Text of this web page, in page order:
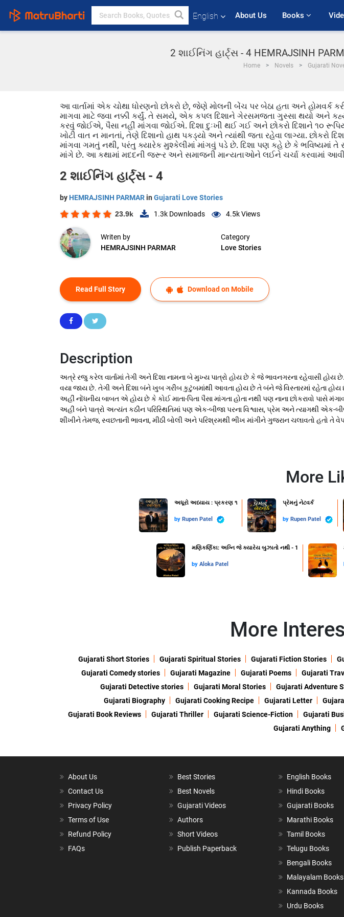
English About Us Books
2 શાઈનિંગ હાર્ટ્સ - 4 HEMRAJSINH
Home Novels Gujarati
આ વાર્તામાં એક ચોથા ધોરણનો છોકરો છે, જેણે મોલની બેંચ પર બેઠા હતા અને હોમવર્ક
માગવા માટે જવા નક્કી કર્યું. તે સમયે, એક કપલ દિશાને ગેરસમજતા ગુસ્સા થયો અને
કરવું જોઈએ, પૈસા નહીં માંગવા જોઈએ. દિશા દુઃખી થઈ ગઈ અને છોકરો દિશાને ૧૦
ખોટી વાત ન માનતાં, તેણે દિશાનો હાથ પકડ્યો અને ત્યાંથી જતા રહેવા લાગ્યા. છોકરો
માંગવા ગમતું નથી, પરંતુ ક્યારેક મુશ્કેલીમાં માંગવું પડે છે. દિશા પણ કહે છે કે ભવિષ્યમાં તે
માંગે છે. આ કથામાં મદદની જરૂર અને સમાજની માન્યતાઓને લઈને ચર્ચા કરવામાં
2 શાઈનિંગ હાર્ટ્સ - 4
by HEMRAJSINH PARMARin Gujarati Love Stories
23.9k 1.3k Downloads 4.5kViews
Writen by
HEMRAJSINH PARMAR
Category
Love Stories
Read Full Story Download on Mobile
Description
અત્રે રજુ કરેલ વાર્તામાં તેગી અને દિશા નામના બે મુખ્ય પાત્રો હોય છે કે જે ભાવનગરના રહેવાસી
વયા જાય છે. તેગી અને દિશા બંને ખુબ ગરીબ કુટુંબમાંથી આવતા હોય છે તે બંને જે વિસ્તારમાં રહેતા
અહીં નોંધનીય બાબત એ હોય છે કે કોઈ માતા-પિતા પૈસા માંગતા હોતા નથી પણ નાના છોકરાવો
અહીં બંને પાત્રો અત્યંત કઠીન પરિસ્થિતિમાં પણ એક-બીજા પરના વિશ્વાસ, પ્રેમ અને ત્યાગથી એક-
શીખીને તેમજ, સ્વછતાની ભાવના, મીઠી બોલી અને પરિશ્રમથી ભીખ માંગીને ગુજરાન ચલાવતો હતો તે
More
અધૂરો અધ્યાય : પ્રકરણ ૧
by Rupen Patel
પ્રેમનું નેટવર્ક
by Rupen Patel
મણિકર્ણિકા: અગ્નિ જે ક્યારેય બુઝાતો નથી - 1
by Aloka Patel
More
Gujarati Short Stories Gujarati Spiritual Stories Gujarati Fiction Stories
Gujarati Comedy stories
Gujarati Magazine Gujarati Poems Gujarati
Gujarati Detective stories
Gujarati Moral Stories Gujarati Adventure
Gujarati Biography
Gujarati Cooking Recipe Gujarati Letter
Gujarati Book Reviews
Gujarati Thriller Gujarati Science-Fiction Gujarati
Gujarati Anything
About Us
Contact Us
Privacy Policy
Terms of Use
Refund Policy
FAQs
Best Stories
Best Novels
Gujarati Videos
Authors
Short Videos
Publish Paperback
English Books
Hindi Books
Gujarati Books
Marathi Books
Tamil Books
Telugu Books
Bengali Books
Malayalam Books
Kannada Books
Urdu Books